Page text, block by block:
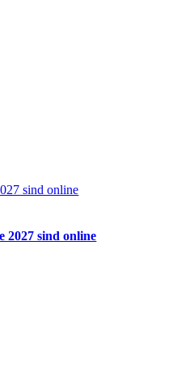
sind online
2027 sind online